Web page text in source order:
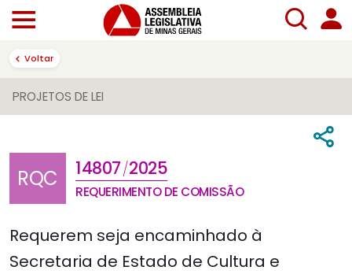
Voltar
PROJETOS DE LEI
RQC 14807/2025
REQUERIMENTO DE COMISSÃO
Requerem seja encaminhado à
Secretaria de Estado de Cultura e